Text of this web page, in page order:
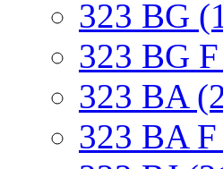
323 BG
323 BG
323 BA
323 BA